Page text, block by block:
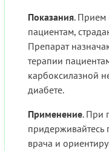
Показания. Прием
пациентам,
Препарат
терапии
карбоксилазной
диабете.
Применение. При
придерживайтесь
врача и